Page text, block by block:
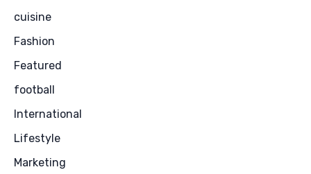
cuisine
Fashion
Featured
football
International
Lifestyle
Marketing